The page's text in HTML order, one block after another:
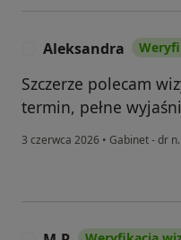
Aleksandra
Szczerze polecam
termin, pełne
3 czerwca 2026 • Gabinet - dr